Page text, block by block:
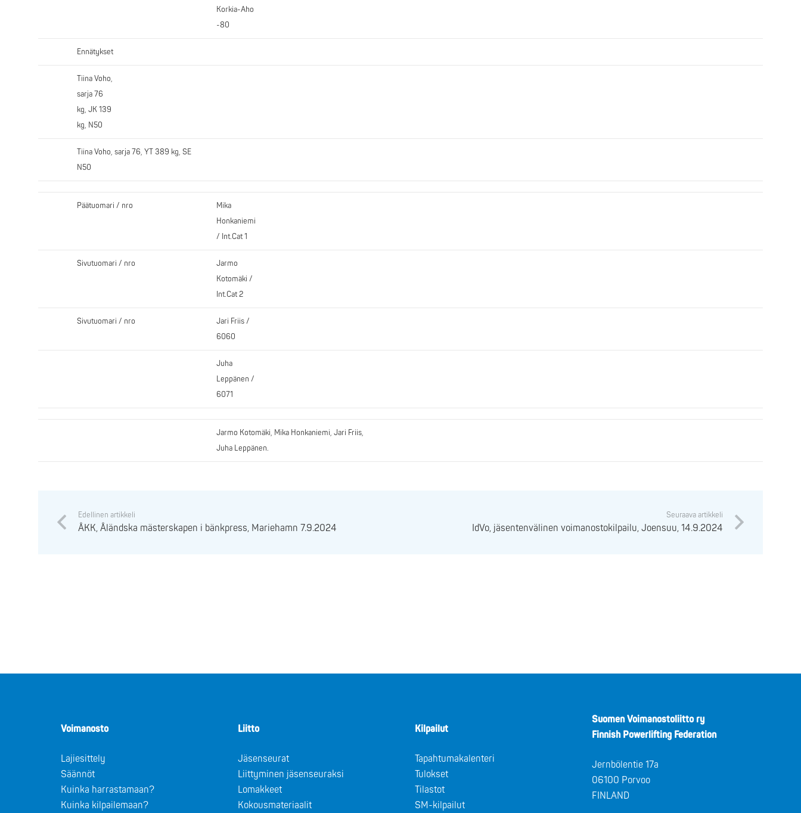
Korkia-Aho
-80
Ennätykset
Tiina Voho,
sarja 76
kg, JK 139
kg, N50
Tiina Voho, sarja 76, YT 389 kg, SE
N50
Päätuomari / nro
Mika
Honkaniemi
/ Int.Cat 1
Sivutuomari / nro
Jarmo
Kotomäki /
Int.Cat 2
Sivutuomari / nro
Jari Friis /
6060
Juha
Leppänen /
6071
Jarmo Kotomäki, Mika Honkaniemi, Jari Friis,
Juha Leppänen.
Edellinen artikkeli
ÅKK, Åländska mästerskapen i bänkpress, Mariehamn 7.9.2024
Seuraava artikkeli
IdVo, jäsentenvälinen voimanostokilpailu, Joensuu, 14.9.2024
Voimanosto
Lajiesittely
Säännöt
Kuinka harrastamaan?
Kuinka kilpailemaan?
Liitto
Jäsenseurat
Liittyminen jäsenseuraksi
Lomakkeet
Kokousmateriaalit
Kilpailut
Tapahtumakalenteri
Tulokset
Tilastot
SM-kilpailut
Suomen Voimanostoliitto ry
Finnish Powerlifting Federation
Jernbölentie 17a
06100 Porvoo
FINLAND